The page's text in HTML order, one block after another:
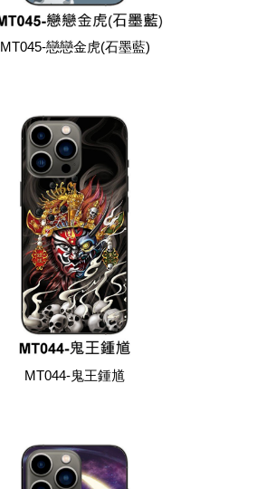
MT045-戀戀金虎(石墨藍)
MT044-鬼王鍾馗